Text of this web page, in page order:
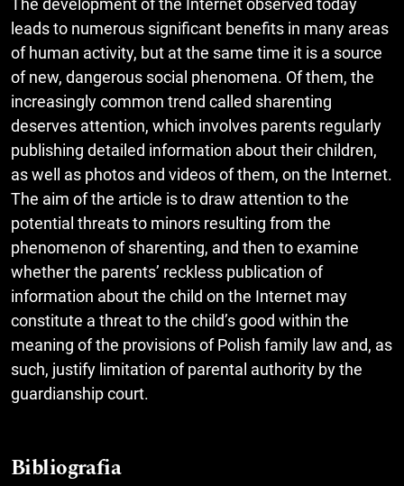
The development of the Internet observed today
leads to numerous significant benefits in many areas
of human activity, but at the same time it is a source
of new, dangerous social phenomena. Of them, the
increasingly common trend called sharenting
deserves attention, which involves parents regularly
publishing detailed information about their children,
as well as photos and videos of them, on the Internet.
The aim of the article is to draw attention to the
potential threats to minors resulting from the
phenomenon of sharenting, and then to examine
whether the parents’ reckless publication of
information about the child on the Internet may
constitute a threat to the child’s good within the
meaning of the provisions of Polish family law and, as
such, justify limitation of parental authority by the
guardianship court.
Bibliografia